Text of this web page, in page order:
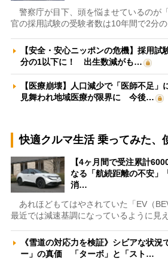
警察庁が目下、頭を悩ませているのが
官の採用試験の受験者数は10年間で2分
【安全・安心ニッポンの危機】採用
分の1以下に！ 出生数減がも…
【医療崩壊】人口減少で「医師不足
見舞われ地域医療が限界に 今後…
快適クルマ生活 乗ってみた、
【4ヶ月間で受注累計
なる「航続距離の不安」
消…
あれほどもてはやされていた「EV（
最近では減速基調になっているように見
《雪道の対応力を検証》シビアな状況
ー」の真価 「ターボ」と「スト…